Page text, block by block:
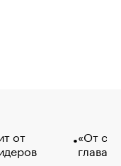
от
«От
глава